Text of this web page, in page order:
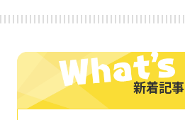
新着記事